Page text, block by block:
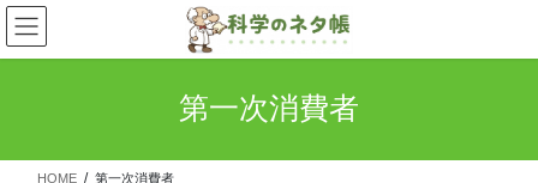
コ
ン
テ
ス
ナ
ビ
ゲ
ン
第一次消費者
HOME 第一次消費者